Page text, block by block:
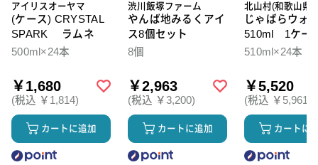
アイリスオーヤマ
(ケース) CRYSTAL
SPARK ラムネ
500ml×24本
￥1,680
(税込 ￥1,814)
カートに追加
渋川飯塚ファーム
やんば地みるくアイ
ス8個セット
8個
￥2,963
(税込 ￥3,200)
カートに追加
北山村(和歌山県)
じゃばらウォ
510ml 1ケー
本入
510ml×24本
￥5,520
(税込 ￥5,961)
カートに